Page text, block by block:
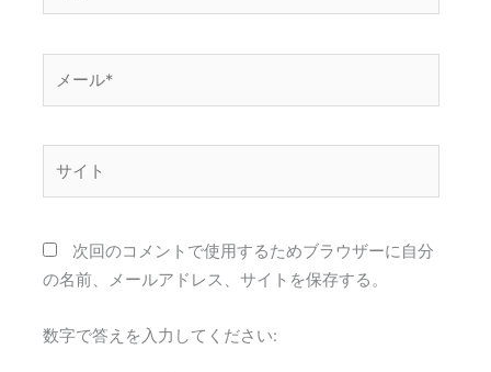
*
次回のコメントで使用するためブラウザーに自分
の名前、メールアドレス、サイトを保存する。
数字で答えを入力してください: